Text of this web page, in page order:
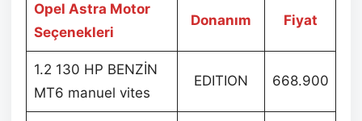
Opel Astra Motor
Seçenekleri
Donanım Fiyat
1.2 130 HP BENZİN
MT6 manuel vites
EDITION 668.900